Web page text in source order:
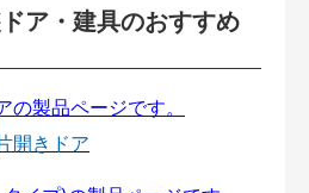
ア・建具のおすすめ
開きドア